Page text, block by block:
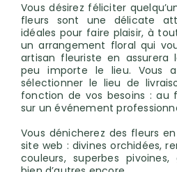
Vous désirez féliciter
fleurs sont une délicate
idéales pour faire plaisir, à
un arrangement floral qui
artisan fleuriste en assurera
peu importe le lieu. Vous
sélectionner le lieu de
fonction de vos besoins : au
sur un événement
Vous dénicherez des fleurs
site web : divines orchidées,
couleurs, superbes